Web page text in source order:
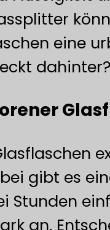
eine
dahinter?
gibt es
Stunden
an.